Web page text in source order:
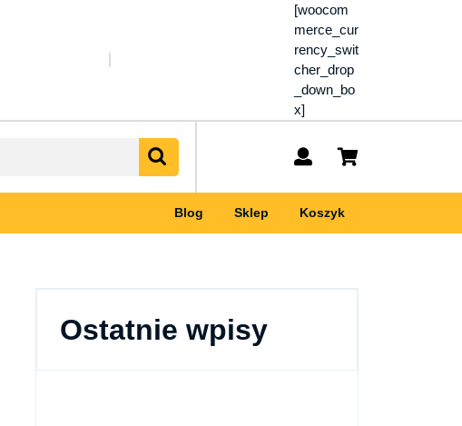
[woocom
merce_cur
rency_swit
cher_drop
_down_bo
x]
My
Blog Sklep Koszyk
Ostatnie wpisy